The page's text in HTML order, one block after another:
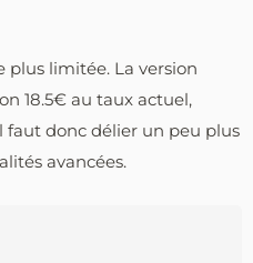
plus limitée. La version
18.5€ au taux actuel,
donc délier un peu plus
avancées.